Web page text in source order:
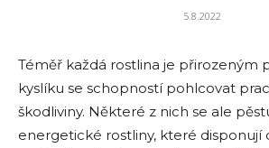
5.8.2022
Téměř každá rostlina je přirozeným
kyslíku se schopností pohlcovat
škodliviny. Některé z nich se ale
energetické rostliny, které disponují